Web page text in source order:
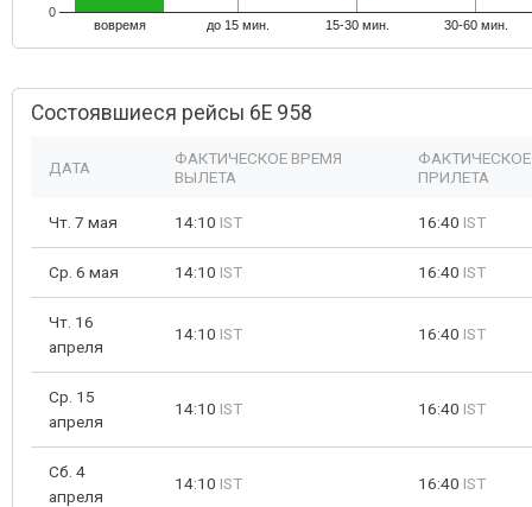
вовремя до 15 мин. 15-30 мин. 30-60 мин.
0
Состоявшиеся рейсы 6E 958
ДАТА
ФАКТИЧЕСКОЕ ВРЕМЯ
ВЫЛЕТА
ПРИЛЕТА
Чт. 7 мая 14:10 IST 16:40 IST
Ср. 6 мая 14:10 IST 16:40 IST
Чт. 16
апреля
14:10 IST 16:40 IST
Ср. 15
апреля
14:10 IST 16:40 IST
Сб. 4
апреля
14:10 IST 16:40 IST